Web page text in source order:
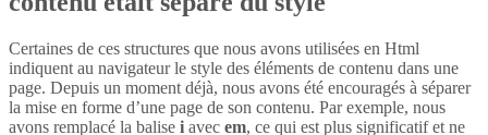
Certaines de ces structures que nous avons utilisées en Html
indiquent au navigateur le style des éléments de contenu dans une
page. Depuis un moment déjà, nous avons été encouragés à séparer
la mise en forme d’une page de son contenu. Par exemple, nous
avons remplacé la balise i avec em, ce qui est plus significatif et ne